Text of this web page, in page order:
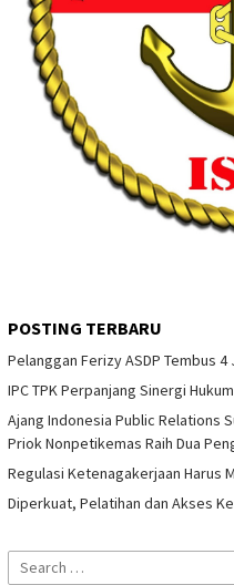
POSTING TERBARU
Pelanggan Ferizy ASDP Tembus 4
IPC TPK Perpanjang Sinergi
Ajang Indonesia Public Relations
Priok Nonpetikemas Raih Dua
Regulasi Ketenagakerjaan Harus
Diperkuat, Pelatihan dan Akses
Search